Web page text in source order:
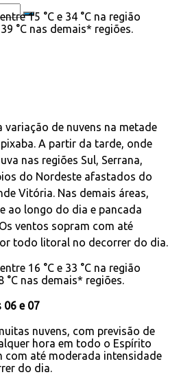
15 °C e 34 °C na região
°C nas demais* regiões.
de nuvens na metade
A partir da tarde, onde
nas regiões Sul, Serrana,
do Nordeste afastados do
Vitória. Nas demais áreas,
ao longo do dia e pancada
ventos sopram com até
todo litoral no decorrer do dia.
16 °C e 33 °C na região
°C nas demais* regiões.
06 e 07
nuvens, com previsão de
hora em todo o Espírito
com até moderada intensidade
do dia.